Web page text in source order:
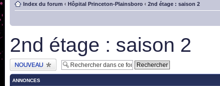
Index du forum ‹ Hôpital Princeton-Plainsboro ‹ 2nd étage : saison 2
2nd étage : saison 2
Publier un nouveau
sujet
ANNONCES